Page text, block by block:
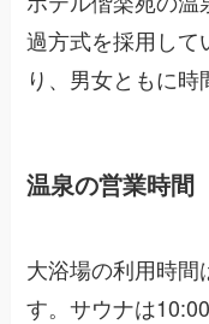
過方式を採用して
り、男女ともに時
温泉の営業時間
大浴場の利用時間
す。サウナは